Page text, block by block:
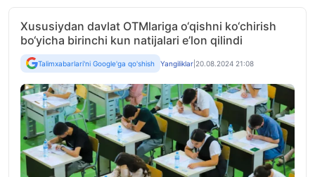
Xususiydan davlat OTMlariga o‘qishni ko‘chirish
bo‘yicha birinchi kun natijalari e’lon qilindi
Talimxabarlari'ni Google'ga qo'shish Yangiliklar 20.08.2024 21:08